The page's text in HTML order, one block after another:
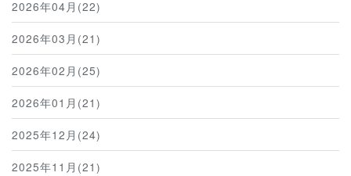
2026年04月(22)
2026年03月(21)
2026年02月(25)
2026年01月(21)
2025年12月(24)
2025年11月(21)